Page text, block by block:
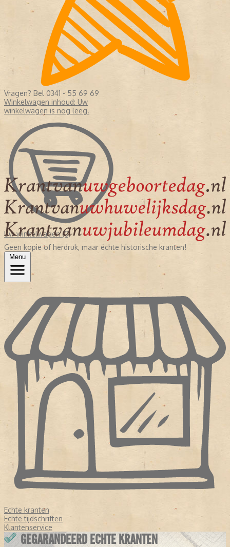
Vragen? Bel 0341 - 55 69 69
Winkelwagen inhoud: Uw
winkelwagen is nog leeg.
Uw winkelwagen (0)
Geen kopie of herdruk, maar échte historische kranten!
Menu
Echte kranten
Echte tijdschriften
Klantenservice
GEGARANDEERD ECHTE KRANTEN